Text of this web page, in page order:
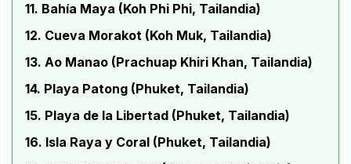
11. Bahía Maya (Koh Phi Phi, Tailandia)
12. Cueva Morakot (Koh Muk, Tailandia)
13. Ao Manao (Prachuap Khiri Khan, Tailandia)
14. Playa Patong (Phuket, Tailandia)
15. Playa de la Libertad (Phuket, Tailandia)
16. Isla Raya y Coral (Phuket, Tailandia)